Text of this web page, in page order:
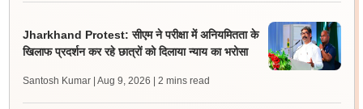
Jharkhand Protest: सीएम ने परीक्षा में अनियमितता के
खिलाफ प्रदर्शन कर रहे छात्रों को दिलाया न्याय का भरोसा
Santosh Kumar | Aug 9, 2026 | 2 mins read